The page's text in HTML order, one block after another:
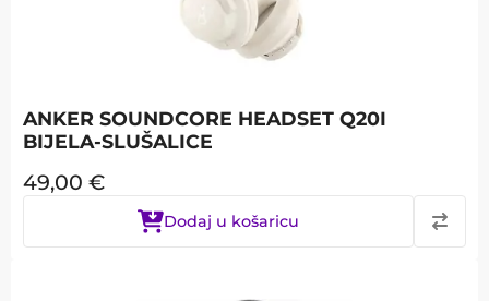
ANKER SOUNDCORE HEADSET Q20I
BIJELA-SLUŠALICE
49,00 €
Dodaj u košaricu